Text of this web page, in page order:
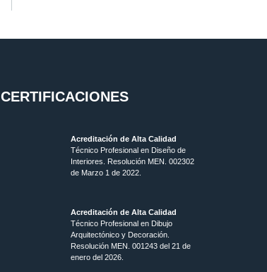
CERTIFICACIONES
Acreditación de Alta Calidad
Técnico Profesional en Diseño de
Interiores. Resolución MEN. 002302
de Marzo 1 de 2022.
Acreditación de Alta Calidad
Técnico Profesional en Dibujo
Arquitectónico y Decoración.
Resolución MEN.001243 del 21 de
enero del 2026.